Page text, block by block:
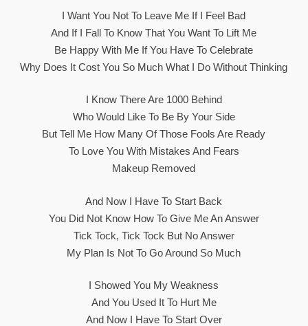
I Want You Not To Leave Me If I Feel Bad
And If I Fall To Know That You Want To Lift Me
Be Happy With Me If You Have To Celebrate
Why Does It Cost You So Much What I Do Without Thinking
I Know There Are 1000 Behind
Who Would Like To Be By Your Side
But Tell Me How Many Of Those Fools Are Ready
To Love You With Mistakes And Fears
Makeup Removed
And Now I Have To Start Back
You Did Not Know How To Give Me An Answer
Tick Tock, Tick Tock But No Answer
My Plan Is Not To Go Around So Much
I Showed You My Weakness
And You Used It To Hurt Me
And Now I Have To Start Over